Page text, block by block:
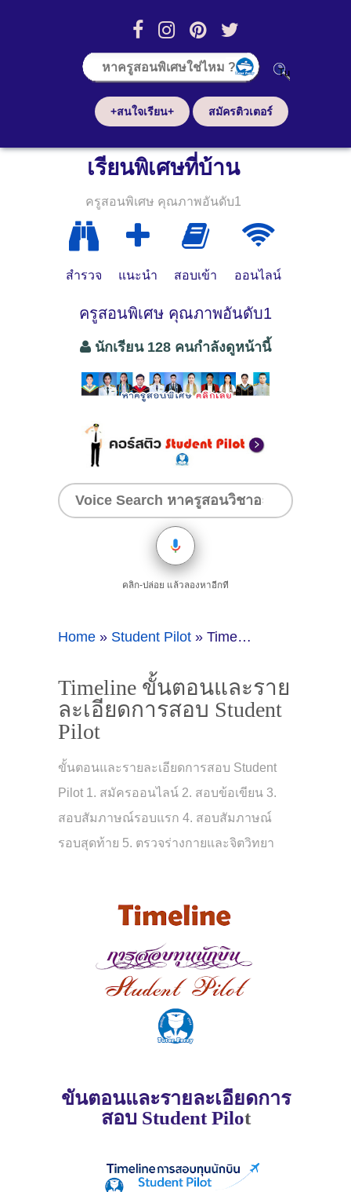
+สนใจเรียน+ สมัครติวเตอร์
เรียนพิเศษที่บ้าน
ครูสอนพิเศษ คุณภาพอันดับ1
สำรวจ แนะนำ สอบเข้า ออนไลน์
ครูสอนพิเศษ คุณภาพอันดับ1
นักเรียน 128 คนกำลังดูหน้านี้
คลิก-ปล่อย แล้วลองหาอีกที
Home » Student Pilot » Timeline ขั้นตอนและรายละเอียดการสอบ Student Pilot
Timeline ขั้นตอนและราย
ละเอียดการสอบ Student
Pilot
ขั้นตอนและรายละเอียดการสอบ Student
Pilot 1. สมัครออนไลน์ 2. สอบข้อเขียน 3.
สอบสัมภาษณ์รอบแรก 4. สอบสัมภาษณ์
รอบสุดท้าย 5. ตรวจร่างกายและจิตวิทยา
ขั้นตอนและรายละเอียดการ
สอบ Student Pilot